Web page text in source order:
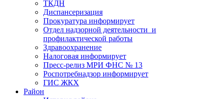
ТКДН
Диспансеризация
Прокуратура информирует
Отдел надзорной деятельности и
профилактической работы
Здравоохранение
Налоговая информирует
Пресс-релиз МРИ ФНС № 13
Роспотребнадзор информирует
ГИС ЖКХ
Район